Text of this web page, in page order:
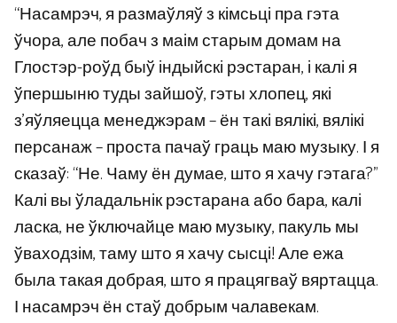
“Насамрэч, я размаўляў з кімсьці пра гэта
ўчора, але побач з маім старым домам на
Глостэр-роўд быў індыйскі рэстаран, і калі я
ўпершыню туды зайшоў, гэты хлопец, які
з’яўляецца менеджэрам – ён такі вялікі, вялікі
персанаж – проста пачаў граць маю музыку. І я
сказаў: “Не. Чаму ён думае, што я хачу гэтага?”
Калі вы ўладальнік рэстарана або бара, калі
ласка, не ўключайце маю музыку, пакуль мы
ўваходзім, таму што я хачу сысці! Але ежа
была такая добрая, што я працягваў вяртацца.
І насамрэч ён стаў добрым чалавекам.